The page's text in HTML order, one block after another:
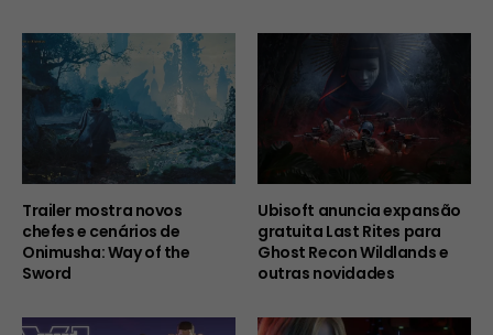
Trailer mostra novos
chefes e cenários de
Onimusha: Way of the
Sword
Ubisoft anuncia expansão
gratuita Last Rites para
Ghost Recon Wildlands e
outras novidades